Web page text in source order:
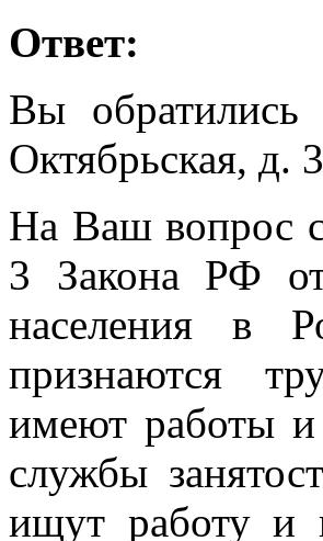
Ответ:
Вы
Октябрьская, д.
На Ваш вопрос
3 Закона РФ
населения в
признаются
имеют работы и
службы
ищут работу и